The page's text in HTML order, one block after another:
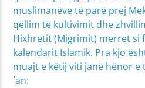
muslimanëve të parë prej
qëllim të kultivimit dhe
Hixhretit (Migrimit) merret si
kalendarit Islamik. Pra kjo
muajt e këtij viti janë hënor
´an: